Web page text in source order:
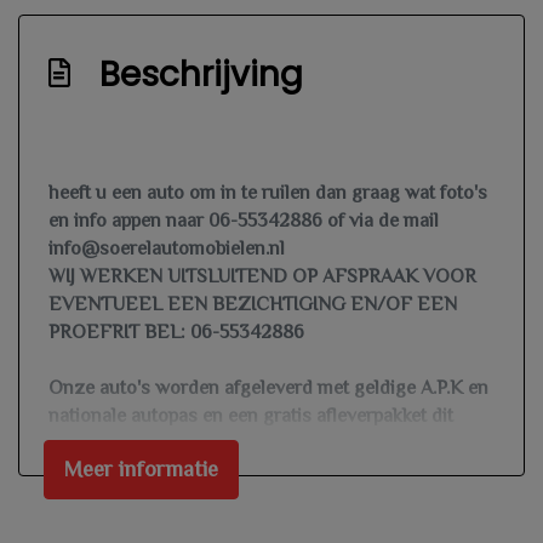
Knie airbag(s)
Nationale autopas nap
Passagiersairbag
Rijstrooksensor met correctie
Volledig digitaal instrumentenpaneel
Zij airbag(s) voor
Exterieur
Achterruitwisser
Beschrijving
heeft u een auto om in te ruilen dan graag wat foto's
en info appen naar 06-55342886 of via de mail
info@soerelautomobielen.nl
WIJ WERKEN UITSLUITEND OP AFSPRAAK VOOR
EVENTUEEL EEN BEZICHTIGING EN/OF EEN
PROEFRIT BEL: 06-55342886
Onze auto's worden afgeleverd met geldige A.P.K en
nationale autopas en een gratis afleverpakket dit
betekend controle vloeistoffen, te naamstellen
voertuig, vrijwaren inruil auto, en de auto word
gewassen geleverd.
Meer informatie